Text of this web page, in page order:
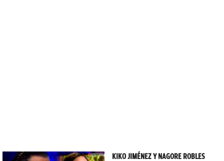
KIKO JIMÉNEZ Y NAGORE ROBLES